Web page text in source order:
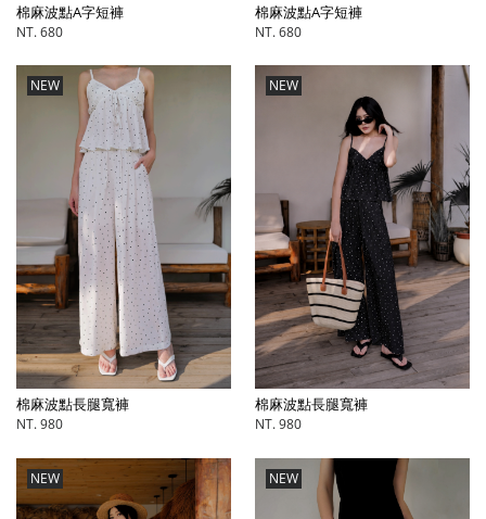
棉麻波點A字短褲
NT. 680
棉麻波點A字短褲
NT. 680
NEW
棉麻波點長腿寬褲
NT. 980
NEW
棉麻波點長腿寬褲
NT. 980
NEW NEW